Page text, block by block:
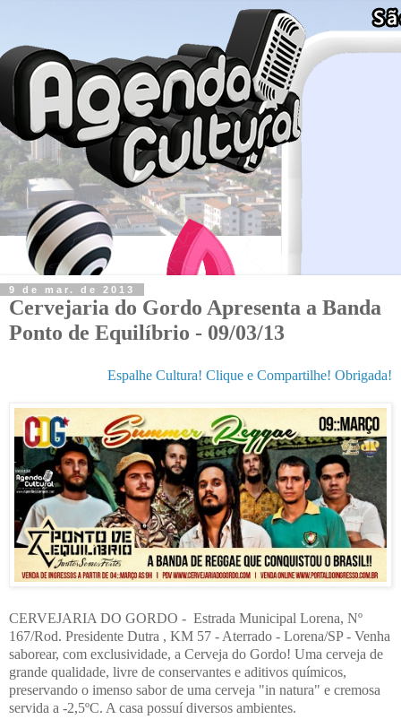
9 de mar. de 2013
Cervejaria do Gordo Apresenta a Banda
Ponto de Equilíbrio - 09/03/13
Espalhe Cultura! Clique e Compartilhe! Obrigada!
CERVEJARIA DO GORDO - Estrada Municipal Lorena, Nº
167/Rod. Presidente Dutra , KM 57 - Aterrado - Lorena/SP - Venha
saborear, com exclusividade, a Cerveja do Gordo! Uma cerveja de
grande qualidade, livre de conservantes e aditivos químicos,
preservando o imenso sabor de uma cerveja "in natura" e cremosa
servida a -2,5ºC. A casa possuí diversos ambientes.